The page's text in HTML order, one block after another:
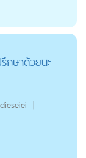
กษาด้วยนะ
|